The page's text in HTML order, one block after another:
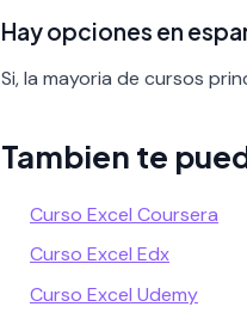
Hay opciones en
Si, la mayoria de cursos
Tambien te
Curso Excel Coursera
Curso Excel Edx
Curso Excel Udemy